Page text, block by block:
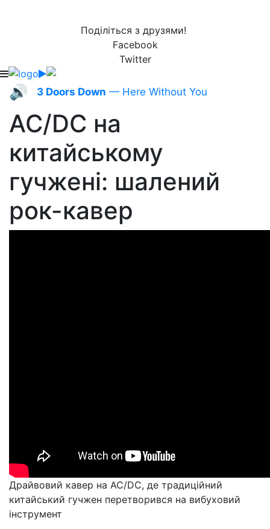
Поділіться з друзями!
Facebook
Twitter
🔊 3 Doors Down — Here Without You
AC/DC на
китайському
гучжені: шалений
рок-кавер
Драйвовий кавер на AC/DC, де традиційний
китайський гучжен перетворився на вибуховий
інструмент